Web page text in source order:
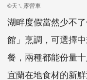
©天ㄟ露營車
湖畔度假當然少不
館」烹調，可選擇
餐，兩種都能份量
宜蘭在地食材的新